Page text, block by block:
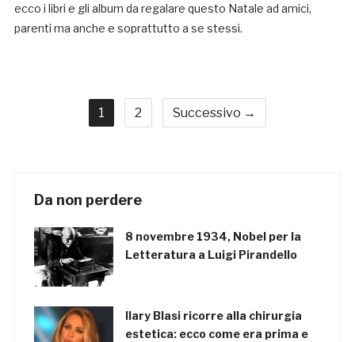
ecco i libri e gli album da regalare questo Natale ad amici,
parenti ma anche e soprattutto a se stessi.
1 2 Successivo →
Da non perdere
8 novembre 1934, Nobel per la
Letteratura a Luigi Pirandello
Ilary Blasi ricorre alla chirurgia
estetica: ecco come era prima e